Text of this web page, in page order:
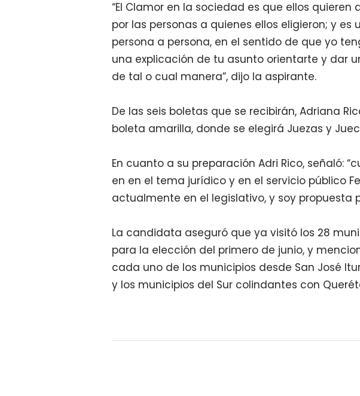
“El Clamor en la sociedad es que ellos
por las personas a quienes ellos eligieron; y
persona a persona, en el sentido de que yo
una explicación de tu asunto orientarte y dar
de tal o cual manera”, dijo la aspirante.
De las seis boletas que se recibirán, Adriana
boleta amarilla, donde se elegirá Juezas y
En cuanto a su preparación Adri Rico, señaló:
en en el tema jurídico y en el servicio público
actualmente en el legislativo, y soy propuesta
La candidata aseguró que ya visitó los 28
para la elección del primero de junio, y
cada uno de los municipios desde San José
y los municipios del Sur colindantes con